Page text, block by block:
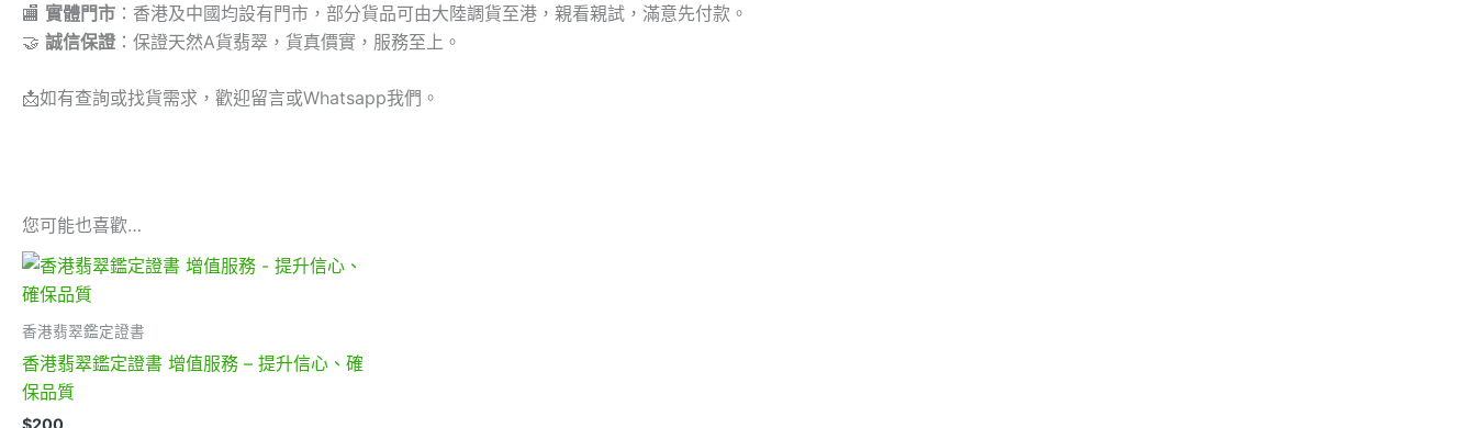
🏬 實體門市 ：香港及中國均設有門市，部分貨品可由大陸調貨至港，親看親試，滿意先付款。
🤝 誠信保證 ：保證天然A貨翡翠，貨真價實，服務至上。
📩如有查詢或找貨需求，歡迎留言或Whatsapp我們。
您可能也喜歡…
香港翡翠鑑定證書
香港翡翠鑑定證書 增值服務 – 提升信心、確
保品質
$200